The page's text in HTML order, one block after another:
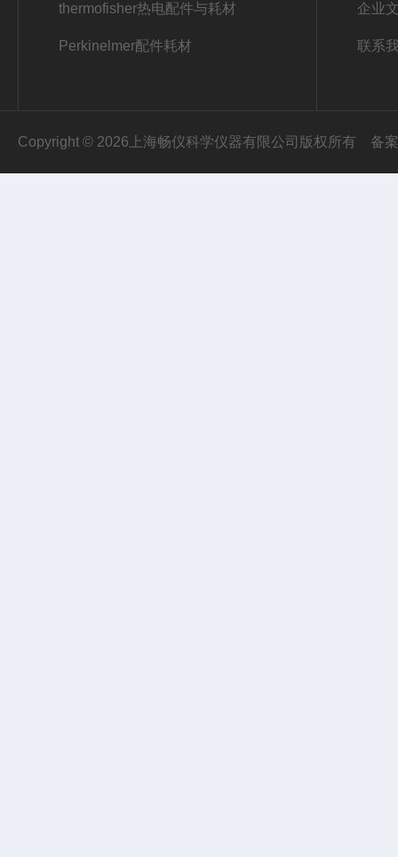
thermofisher热电配件与耗材
Perkinelmer配件耗材
企业
联系
Copyright © 2026上海畅仪科学仪器有限公司版权所有 备